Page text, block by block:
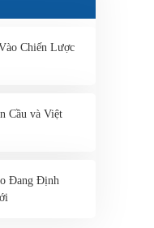
Chiến Lược
Cầu và Việt
Đang Định